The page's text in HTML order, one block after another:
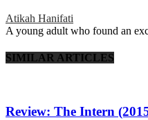
Atikah Hanifati
A young adult who found an
SIMILAR ARTICLES
Review: The Intern